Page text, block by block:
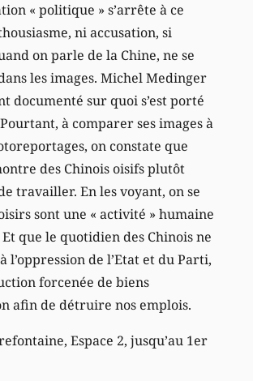
« politique » s’arrête à ce
ni accusation, si
on parle de la Chine, ne se
les images. Michel Medinger
documenté sur quoi s’est porté
à comparer ses images à
on constate que
des Chinois oisifs plutôt
travailler. En les voyant, on se
sont une « activité » humaine
que le quotidien des Chinois ne
l’oppression de l’Etat et du Parti,
forcenée de biens
afin de détruire nos emplois.
Espace 2, jusqu’au 1er